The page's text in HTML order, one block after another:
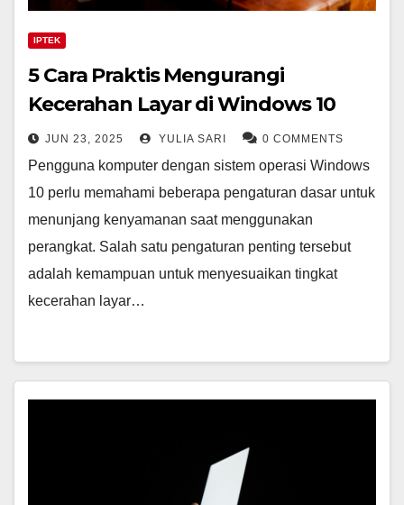
IPTEK
5 Cara Praktis Mengurangi
Kecerahan Layar di Windows 10
JUN 23, 2025 YULIA SARI 0 COMMENTS
Pengguna komputer dengan sistem operasi Windows
10 perlu memahami beberapa pengaturan dasar untuk
menunjang kenyamanan saat menggunakan
perangkat. Salah satu pengaturan penting tersebut
adalah kemampuan untuk menyesuaikan tingkat
kecerahan layar…